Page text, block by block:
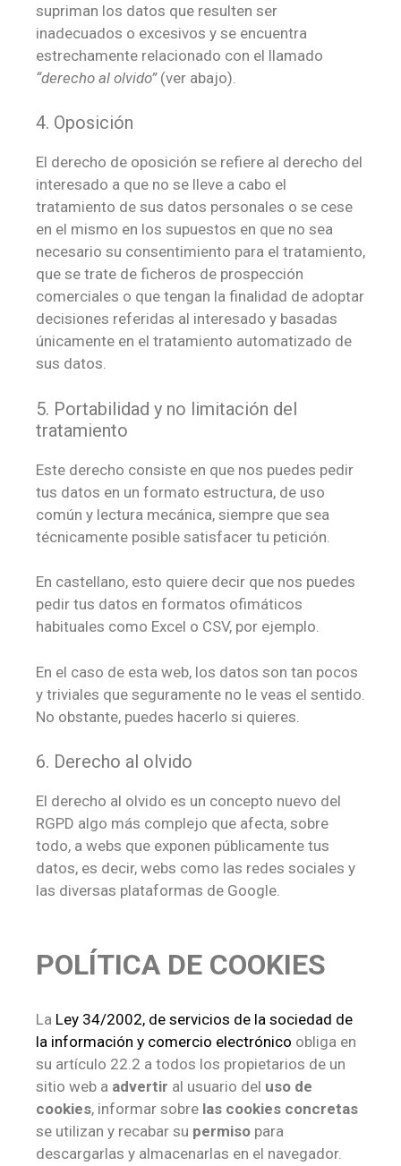
supriman los datos que resulten ser
inadecuados o excesivos y se encuentra
estrechamente relacionado con el llamado
“derecho al olvido”(ver abajo).
4. Oposición
El derecho de oposición se refiere al derecho del
interesado a que no se lleve a cabo el
tratamiento de sus datos personales o se cese
en el mismo en los supuestos en que no sea
necesario su consentimiento para el tratamiento,
que se trate de ficheros de prospección
comerciales o que tengan la finalidad de adoptar
decisiones referidas al interesado y basadas
únicamente en el tratamiento automatizado de
sus datos.
5. Portabilidad y no limitación del
tratamiento
Este derecho consiste en que nos puedes pedir
tus datos en un formato estructura, de uso
común y lectura mecánica, siempre que sea
técnicamente posible satisfacer tu petición.
En castellano, esto quiere decir que nos puedes
pedir tus datos en formatos ofimáticos
habituales como Excel o CSV, por ejemplo.
En el caso de esta web, los datos son tan pocos
y triviales que seguramente no le veas el sentido.
No obstante, puedes hacerlo si quieres.
6. Derecho al olvido
El derecho al olvido es un concepto nuevo del
RGPD algo más complejo que afecta, sobre
todo, a webs que exponen públicamente tus
datos, es decir, webs como las redes sociales y
las diversas plataformas de Google.
POLÍTICA DE COOKIES
La Ley 34/2002, de servicios de la sociedad de
la información y comercio electrónico obliga en
su artículo 22.2 a todos los propietarios de un
sitio web a advertir al usuario del uso de
cookies, informar sobre las cookies concretas
se utilizan y recabar su permiso para
descargarlas y almacenarlas en el navegador.